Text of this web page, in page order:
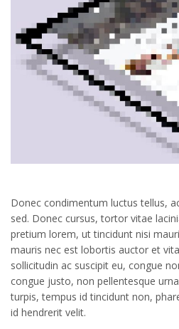
Donec condimentum luctus tellus,
sed. Donec cursus, tortor vitae
pretium lorem, ut tincidunt nisi
mauris nec est lobortis auctor et
sollicitudin ac suscipit eu, congue
congue justo, non pellentesque
turpis, tempus id tincidunt non,
id hendrerit velit.